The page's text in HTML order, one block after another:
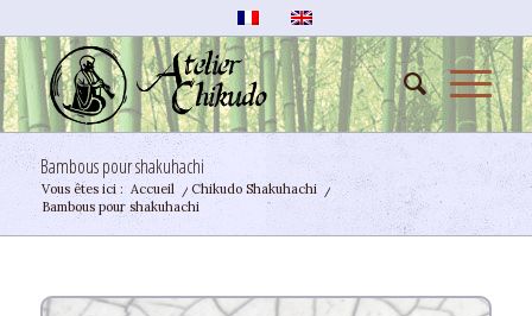
Bambous pour shakuhachi
Vous êtes ici : Accueil / Chikudo Shakuhachi
/
Bambous pour shakuhachi